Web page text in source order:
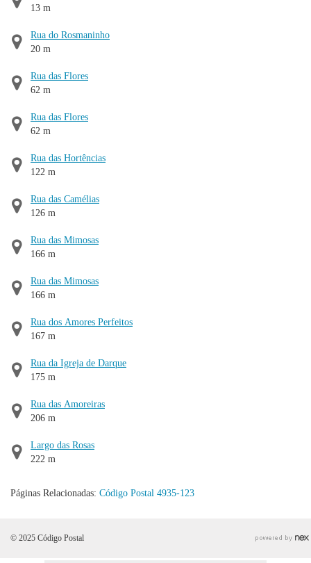
13 m
Rua do Rosmaninho
20 m
Rua das Flores
62 m
Rua das Flores
62 m
Rua das Hortências
122 m
Rua das Camélias
126 m
Rua das Mimosas
166 m
Rua das Mimosas
166 m
Rua dos Amores Perfeitos
167 m
Rua da Igreja de Darque
175 m
Rua das Amoreiras
206 m
Largo das Rosas
222 m
Páginas Relacionadas: Código Postal 4935-123
© 2025 Código Postal